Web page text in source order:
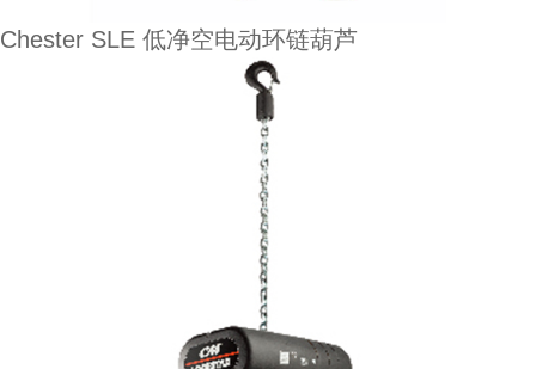
Chester SLE 低净空电动环链葫芦